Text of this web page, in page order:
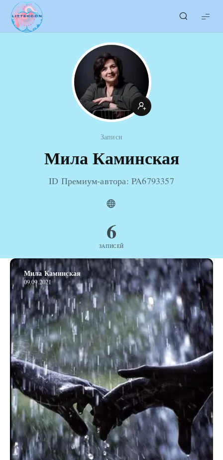
LITTERcon
Записи
Мила Каминская
ID Премиум-автора: PA6793357
6
ЗАПИСЕЙ
Мила Каминская
09.09.2021